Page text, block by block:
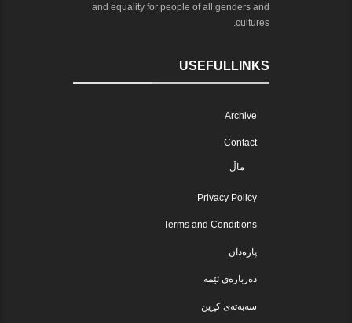
and equality for people of all genders and
cultures.
USEFULLINKS
Archive
Contact
ماڵ
Privacy Policy
Terms and Conditions
پارەدان
دەربارەی ئێمە
سەبەتەی کڕین